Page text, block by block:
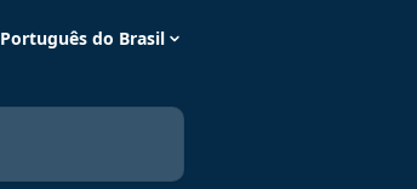
Português do Brasil